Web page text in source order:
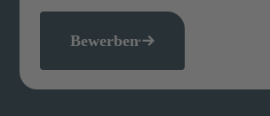
Bewerben